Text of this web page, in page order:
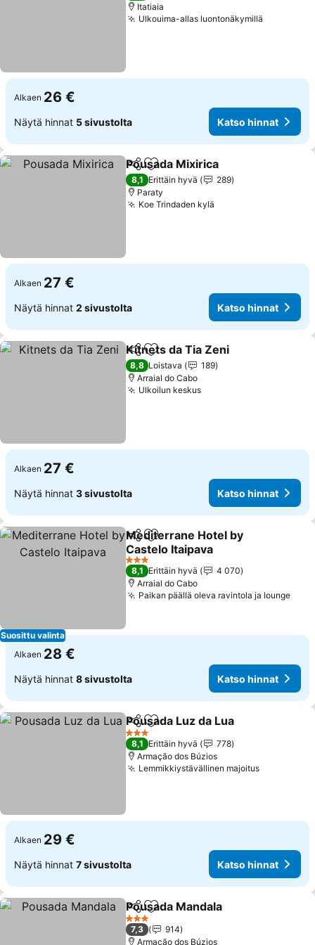
Itatiaia
Ulkouima-allas luontonäkymillä
Alkaen 26 €
Näytä hinnat 5 sivustolta Katso hinnat
Jaa Lisää suosikkeihin
Pousada Mixirica
8,1 Erittäin hyvä
289
Paraty
Koe Trindaden kylä
Alkaen 27 €
Näytä hinnat 2 sivustolta Katso hinnat
Jaa Lisää suosikkeihin
Kitnets da Tia Zeni
8,8 Loistava
189
Arraial do Cabo
Ulkoilun keskusKatso hinnat
Alkaen 27 €
Näytä hinnat 3 sivustolta Katso hinnat
Suosittu valinta
Jaa Lisää suosikkeihin
Mediterrane Hotel by
Castelo Itaipava
Katso hinnat
3 Tähtiluokitus
8,1 Erittäin hyvä
4 070
Arraial do Cabo
Paikan päällä oleva ravintola ja lounge
Alkaen 28 €
Näytä hinnat 8 sivustolta Katso hinnat
Jaa Lisää suosikkeihin
Pousada Luz da Lua
3 Tähtiluokitus
8,1 Erittäin hyvä
778
Armação dos Búzios
Lemmikkiystävällinen majoitusKatso
Alkaen 29 €
Näytä hinnat 7 sivustolta Katso hinnat
Jaa Lisää suosikkeihin
Pousada Mandala
3 Tähtiluokitus
7,3
914
Armação dos Búzios